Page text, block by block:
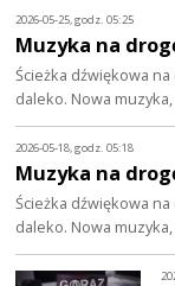
2026-05-25, godz. 05:25
Muzyka na
Ścieżka dźwiękowa
daleko. Nowa
2026-05-18, godz. 05:18
Muzyka na
Ścieżka dźwiękowa
daleko. Nowa